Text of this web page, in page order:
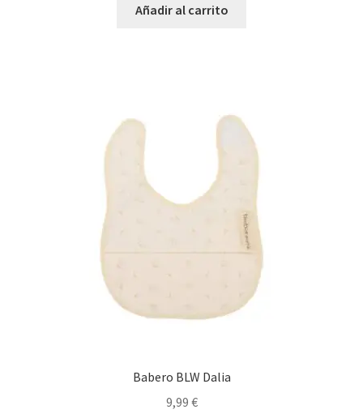
Añadir al carrito
Babero BLW Dalia
9,99 €